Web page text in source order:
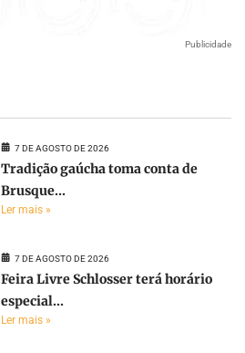
Publicidade
7 DE AGOSTO DE 2026
Tradição gaúcha toma conta de
Brusque...
Ler mais »
7 DE AGOSTO DE 2026
Feira Livre Schlosser terá horário
especial...
Ler mais »